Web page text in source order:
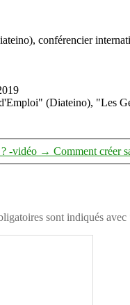
conférencier
(Diateino), "Les
? -vidéo → Comment créer
sont indiqués avec